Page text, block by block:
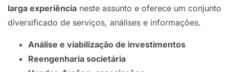
larga experiência neste assunto e oferece um conjunto
diversificado de serviços, análises e informações.
Análise e viabilização de investimentos
Reengenharia societária